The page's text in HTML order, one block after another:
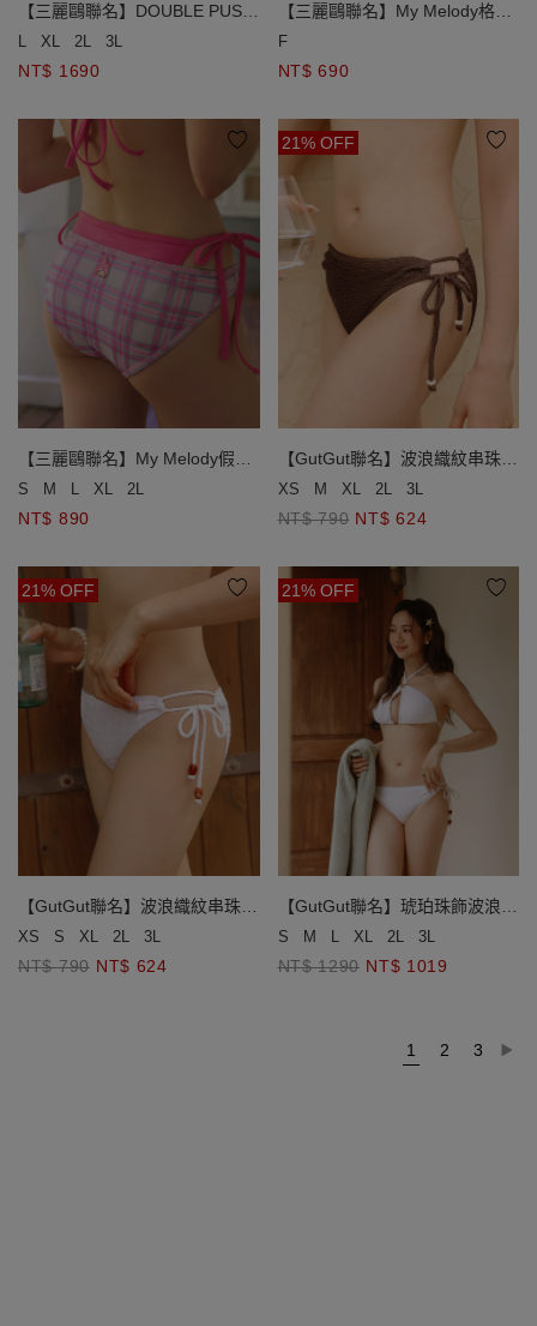
【三麗鷗聯名】DOUBLE PUSH
Kuromi假兩件小花格紋雙綁帶比
L XL 2L 3L
NT$ 1690
【三麗鷗聯名】My Melody格紋
綁帶外罩短裙
F
NT$ 690
【三麗鷗聯名】My Melody假兩
件格紋側綁帶泳褲
S M L XL 2L
NT$ 890
21% OFF
【GutGut聯名】波浪織紋串珠綁
帶泳褲
XS M XL 2L 3L
NT$ 790 NT$ 624
21% OFF
【GutGut聯名】波浪織紋串珠綁
帶泳褲
XS S XL 2L 3L
NT$ 790 NT$ 624
21% OFF
【GutGut聯名】琥珀珠飾波浪織
紋繞頸比基尼
S M L XL 2L 3L
NT$ 1290 NT$ 1019
1 2 3